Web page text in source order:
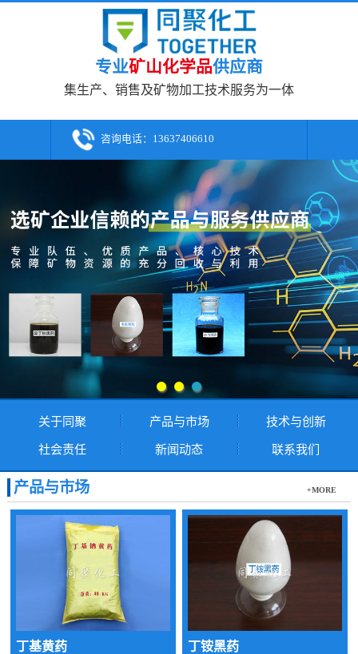
专业矿山化学品供应商
集生产、销售及矿物加工技术服务为一体
咨询电话： 13637406610
关于同聚 产品与市场 技术与创新
社会责任 新闻动态 联系我们
产品与市场 +MORE
丁基黄药 丁铵黑药